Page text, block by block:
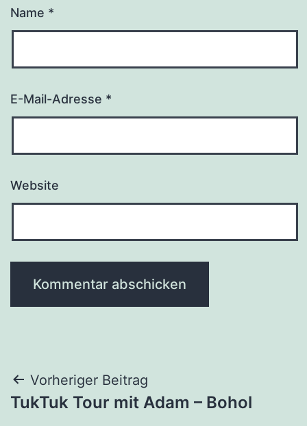
Name *
E-Mail-Adresse *
Website
Beitragsnavigation
Vorheriger Beitrag
TukTuk Tour mit Adam – Bohol